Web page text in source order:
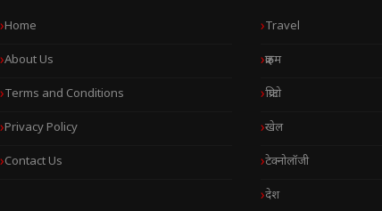
Home
About Us
Terms and Conditions
Privacy Policy
Contact Us
Travel
क्राइम
क्रिप्टो
खेल
टेक्नोलॉजी
देश